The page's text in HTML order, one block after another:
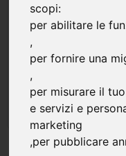
scopi:
per abilitare le
,
per fornire una
,
per misurare il
e servizi e
marketing
,per pubblicare
Built